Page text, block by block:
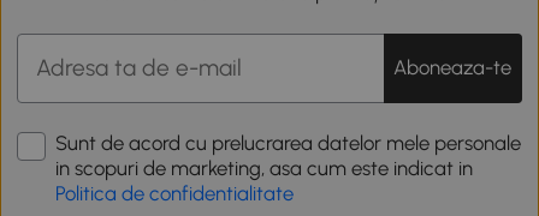
Aboneaza-te
Sunt de acord cu prelucrarea datelor mele personale
in scopuri de marketing, asa cum este indicat in
Politica de confidentialitate